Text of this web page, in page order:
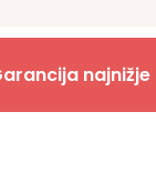
najnižje